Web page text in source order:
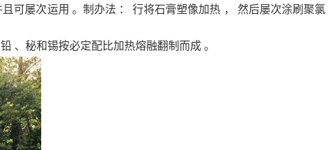
可屡次运用 。制办法 ： 行将石膏塑像加热 ， 然后屡次涂刷聚氯
、秘和锡按必定配比加热熔融翻制而成 。